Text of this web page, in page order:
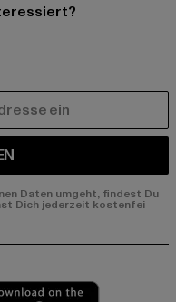
Daten umgeht, findest Du
Dich jederzeit kostenfei